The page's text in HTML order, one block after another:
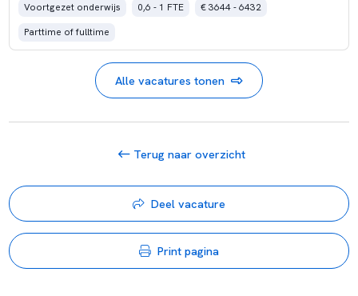
Voortgezet onderwijs 0,6 - 1 FTE
€ 3644 - 6432
Parttime of fulltime
Alle vacatures tonen
Terug naar overzicht
Deel vacature
Print pagina